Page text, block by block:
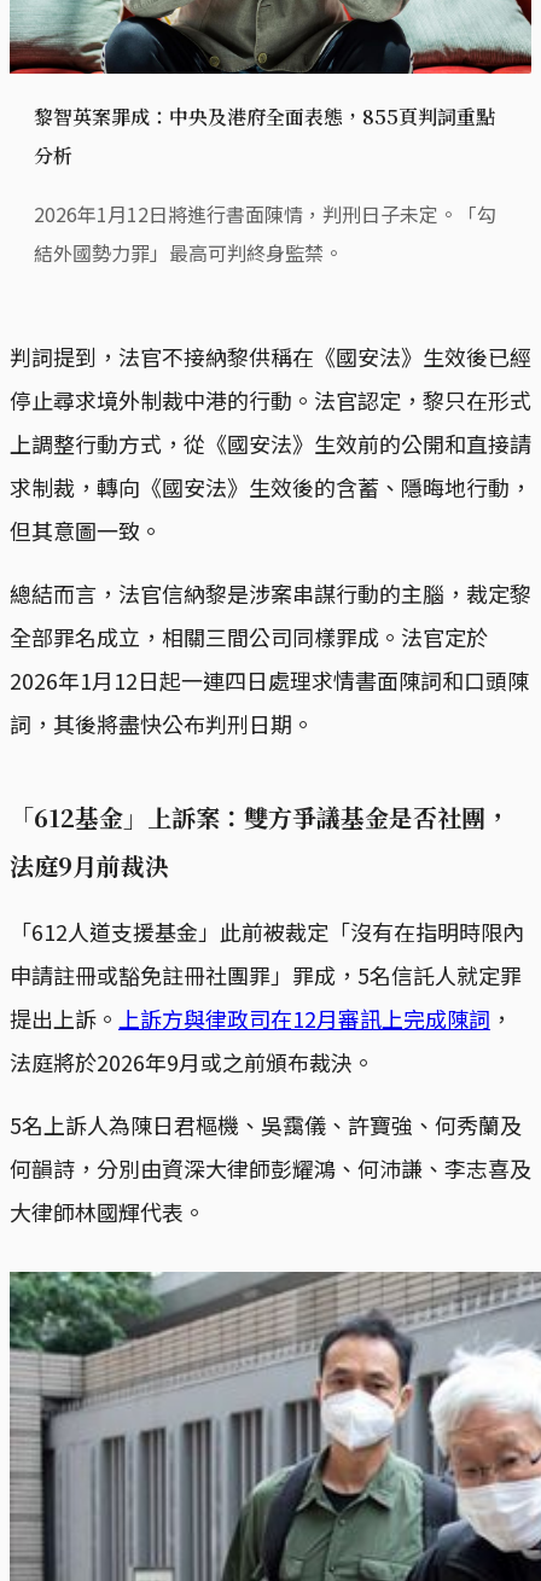
黎智英案罪成：中央及港府全面表態，855頁判詞重點
分析
2026年1月12日將進行書面陳情，判刑日子未定。「勾
結外國勢力罪」最高可判終身監禁。
判詞提到，法官不接納黎供稱在《國安法》生效後已經
停止尋求境外制裁中港的行動。法官認定，黎只在形式
上調整行動方式，從《國安法》生效前的公開和直接請
求制裁，轉向《國安法》生效後的含蓄、隱晦地行動，
但其意圖一致。
總結而言，法官信納黎是涉案串謀行動的主腦，裁定黎
全部罪名成立，相關三間公司同樣罪成。法官定於
2026年1月12日起一連四日處理求情書面陳詞和口頭陳
詞，其後將盡快公布判刑日期。
「612基金」上訴案：雙方爭議基金是否社團，
法庭9月前裁決
「612人道支援基金」此前被裁定「沒有在指明時限內
申請註冊或豁免註冊社團罪」罪成，5名信託人就定罪
提出上訴。 上訴方與律政司在12月審訊上完成陳詞 ，
法庭將於2026年9月或之前頒布裁決。
5名上訴人為陳日君樞機、吳靄儀、許寶強、何秀蘭及
何韻詩，分別由資深大律師彭耀鴻、何沛謙、李志喜及
大律師林國輝代表。